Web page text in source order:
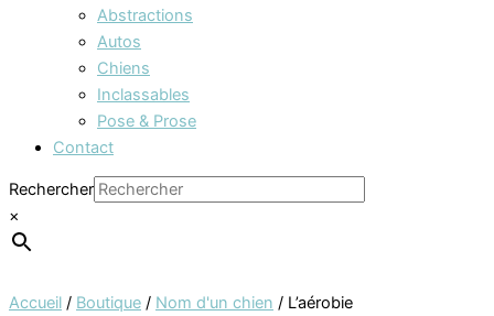
Abstractions
Autos
Chiens
Inclassables
Pose & Prose
Contact
Rechercher
×
Accueil / Boutique / Nom d'un chien / L’aérobie